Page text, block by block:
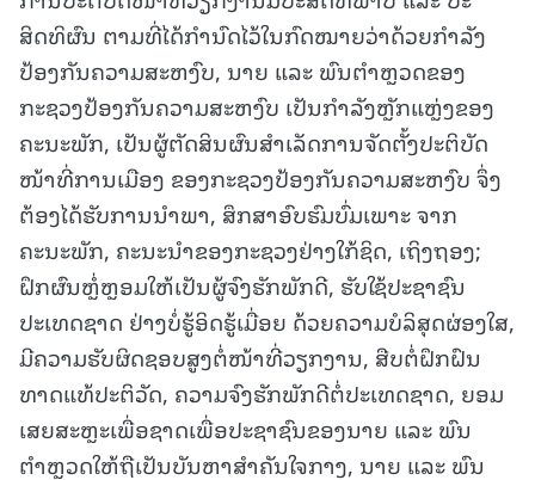
ສິດທິຜົນ ຕາມທີ່ໄດ້ກໍານົດໄວ້ໃນກົດໝາຍວ່າດ້ວຍກໍາລັງ
ປ້ອງກັນຄວາມສະຫງົບ, ນາຍ ແລະ ພົນຕໍາຫຼວດຂອງ
ກະຊວງປ້ອງກັນຄວາມສະຫງົບ ເປັນກໍາລັງຫຼັກແຫຼ່ງຂອງ
ຄະນະພັກ, ເປັນຜູ້ຕັດສິນຜົນສໍາເລັດການຈັດຕັ້ງປະຕິບັດ
ໜ້າທີ່ການເມືອງ ຂອງກະຊວງປ້ອງກັນຄວາມສະຫງົບ ຈຶ່ງ
ຕ້ອງໄດ້ຮັບການນໍາພາ, ສຶກສາອົບຮົມບົ່ມເພາະ ຈາກ
ຄະນະພັກ, ຄະນະນໍາຂອງກະຊວງຢ່າງໃກ້ຊິດ, ເຖິງຖອງ;
ຝຶກຜົນຫຼໍ່ຫຼອມໃຫ້ເປັນຜູ້ຈົງຮັກພັກດີ, ຮັບໃຊ້ປະຊາຊົນ
ປະເທດຊາດ ຢ່າງບໍ່ຮູ້ອິດຮູ້ເມື່ອຍ ດ້ວຍຄວາມບໍລິສຸດຜ່ອງໃສ,
ມີຄວາມຮັບຜິດຊອບສູງຕໍ່ໜ້າທີ່ວຽກງານ, ສືບຕໍ່ຝຶກຝົນ
ທາດແທ້ປະຕິວັດ, ຄວາມຈົງຮັກພັກດີຕໍ່ປະເທດຊາດ, ຍອມ
ເສຍສະຫຼະເພື່ອຊາດເພື່ອປະຊາຊົນຂອງນາຍ ແລະ ພົນ
ຕຳຫຼວດໃຫ້ຖືເປັນບັນຫາສຳຄັນໃຈກາງ, ນາຍ ແລະ ພົນ